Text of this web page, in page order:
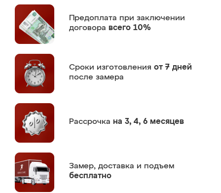
Предоплата при заключении
договора всего 10%
Сроки изготовления от 7 дней
после замера
Рассрочка на 3, 4, 6 месяцев
Замер, доставка и подъем
бесплатно